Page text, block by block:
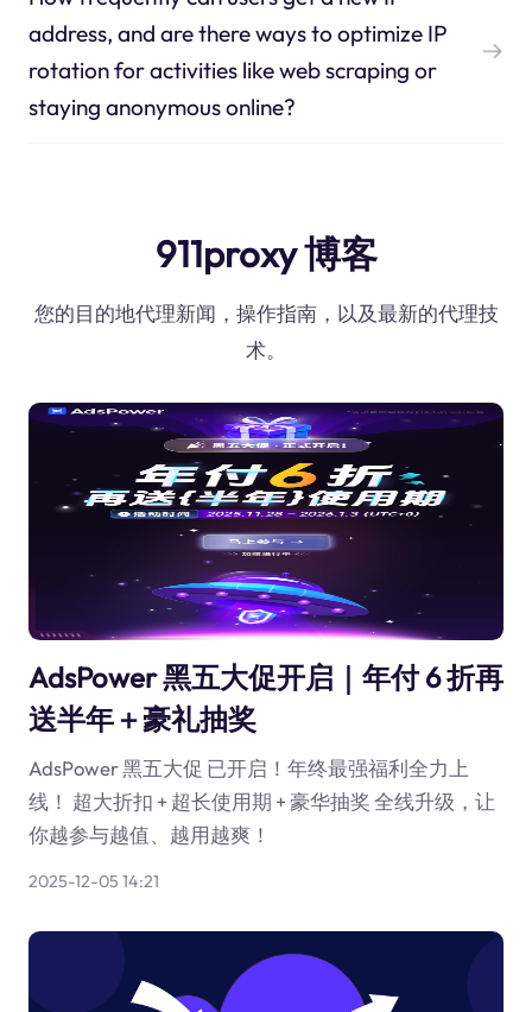
address, and are there ways to optimize IP
rotation for activities like web scraping or
staying anonymous online?
911proxy 博客
您的目的地代理新闻，操作指南，以及最新的代理技
术。
AdsPower 黑五大促开启｜年付 6 折再
送半年＋豪礼抽奖
AdsPower 黑五大促 已开启！年终最强福利全力上
线！ 超大折扣 + 超长使用期 + 豪华抽奖 全线升级，让
你越参与越值、越用越爽！
2025-12-05 14:21